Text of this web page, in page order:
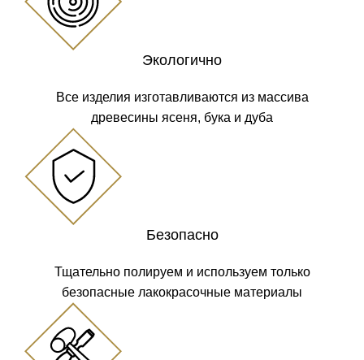
Экологично
Все изделия изготавливаются из массива
древесины ясеня, бука и дуба
Безопасно
Тщательно полируем и используем только
безопасные лакокрасочные материалы